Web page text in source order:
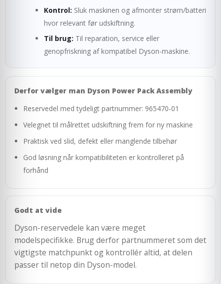
Kontrol: Sluk maskinen og afmonter strøm/batteri
hvor relevant før udskiftning.
Til brug: Til reparation, service eller
genopfriskning af kompatibel Dyson-maskine.
Derfor vælger man Dyson Power Pack Assembly
Reservedel med tydeligt partnummer: 965470-01
Velegnet til målrettet udskiftning frem for ny maskine
Praktisk ved slid, defekt eller manglende tilbehør
God løsning når kompatibiliteten er kontrolleret på
forhånd
Godt at vide
Dyson-reservedele kan være meget
modelspecifikke. Brug derfor partnummeret som det
vigtigste matchpunkt og kontrollér altid, at delen
passer til netop din Dyson-model.